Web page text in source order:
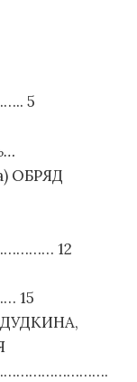
5
ОБРЯД
12
15
ДУДКИНА,